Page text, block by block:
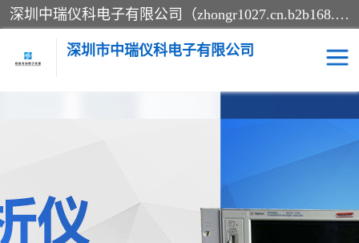
深圳中瑞仪科电子有限公司（zhongr1027.cn.b2b168.com）主要从事回收二手仪器，工厂仪器，回收示波器，KeysightE4980A，FLUKE754，MT8852B，IFR3920，Agilent N4010A，MT8852B等业务，全国统一热线：13570873835。深圳中瑞仪科电子有限公司整批或单出，专业评估高价回收工厂闲置仪器。
深圳市中瑞仪科电子有限公司
电阻-功率计 频谱分析仪